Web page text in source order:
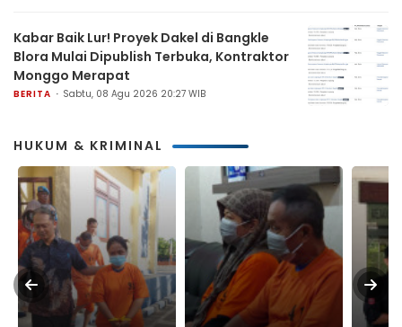
Kabar Baik Lur! Proyek Dakel di Bangkle
Blora Mulai Dipublish Terbuka, Kontraktor
Monggo Merapat
BERITA Sabtu, 08 Agu 2026 20:27 WIB
HUKUM & KRIMINAL